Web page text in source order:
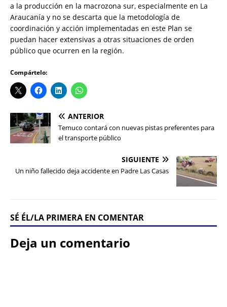
a la producción en la macrozona sur, especialmente en La
Araucanía y no se descarta que la metodología de
coordinación y acción implementadas en este Plan se
puedan hacer extensivas a otras situaciones de orden
público que ocurren en la región.
Compártelo:
ANTERIOR
Temuco contará con nuevas pistas preferentes para
el transporte público
SIGUIENTE
Un niño fallecido deja accidente en Padre Las Casas
SÉ ÉL/LA PRIMERA EN COMENTAR
Deja un comentario